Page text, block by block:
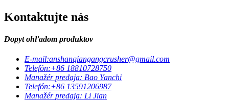
Kontaktujte nás
Dopyt ohľadom produktov
E-mail:anshanqiangangcrusher@gmail.com
Telefón:+86 18810728750
Manažér predaja: Bao Yanchi
Telefón:+86 13591206987
Manažér predaja: Li Jian